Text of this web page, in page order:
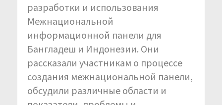
разработки и использования
Межнациональной
информационной панели для
Бангладеш и Индонезии. Они
рассказали участникам о процессе
создания межнациональной панели,
обсудили различные области и